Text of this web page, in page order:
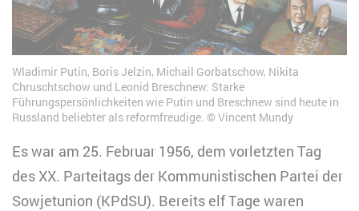
Wladimir Putin, Boris Jelzin, Michail Gorbatschow, Nikita
Chruschtschow und Leonid Breschnew: Starke
Führungspersönlichkeiten wie Putin und Breschnew sind heute in
Russland beliebter als reformfreudige.
Vincent Mundy
Es war am 25. Februar 1956, dem vorletzten Tag
des XX. Parteitags der Kommunistischen Partei der
Sowjetunion (KPdSU). Bereits elf Tage waren